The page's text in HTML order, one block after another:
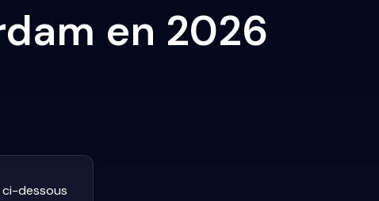
en 2026
ci-dessous